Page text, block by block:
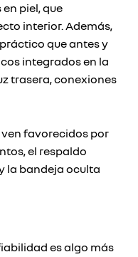
piel, que
interior. Además,
que antes y
integrados en la
trasera, conexiones
favorecidos por
el respaldo
la bandeja oculta
es algo más